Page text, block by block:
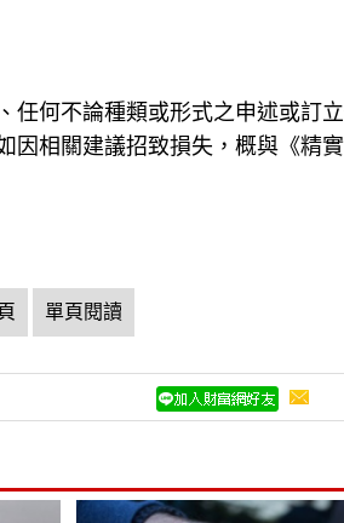
任何不論種類或形式之申述或訂
因相關建議招致損失，概與《精
單頁閱讀